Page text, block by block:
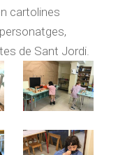
cartolines
de Sant Jordi.